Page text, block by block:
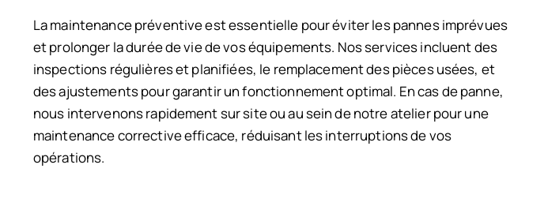
La maintenance préventive est essentielle pour éviter les pannes imprévues
et prolonger la durée de vie de vos équipements. Nos services incluent des
inspections régulières et planifiées, le remplacement des pièces usées, et
des ajustements pour garantir un fonctionnement optimal. En cas de panne,
nous intervenons rapidement sur site ou au sein de notre atelier pour une
maintenance corrective efficace, réduisant les interruptions de vos
opérations.